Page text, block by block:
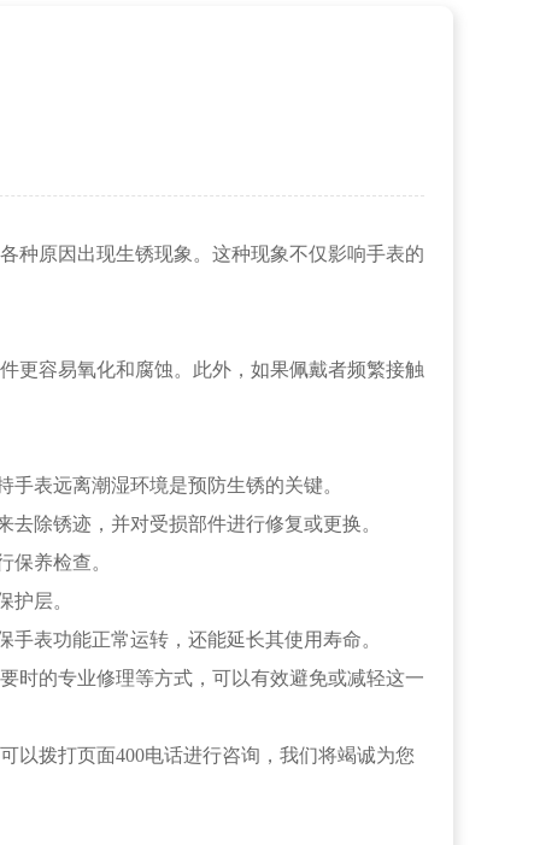
原因出现生锈现象。这种现象不仅影响手表的
容易氧化和腐蚀。此外，如果佩戴者频繁接触
表远离潮湿环境是预防生锈的关键。
除锈迹，并对受损部件进行修复或更换。
养检查。
层。
表功能正常运转，还能延长其使用寿命。
的专业修理等方式，可以有效避免或减轻这一
以拨打页面400电话进行咨询，我们将竭诚为您